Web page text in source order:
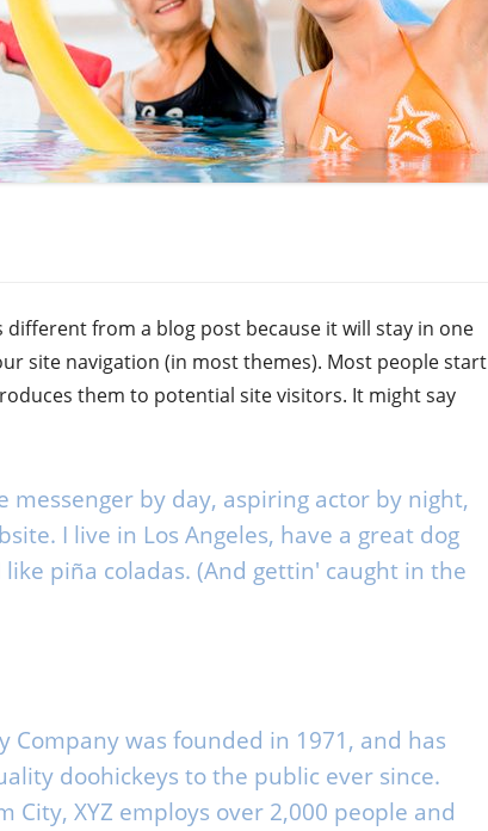
PRESSE
IMPRESSIONEN
DOWNLOADS
different from a blog post because it will stay in one
site navigation (in most themes). Most people start
them to potential site visitors. It might say
messenger by day, aspiring actor by night,
I live in Los Angeles, have a great dog
like piña coladas. (And gettin' caught in the
Company was founded in 1971, and has
doohickeys to the public ever since.
City, XYZ employs over 2,000 people and